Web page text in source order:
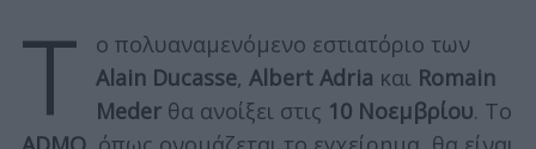
Τ
ο πολυαναμενόμενο εστιατόριο των
Alain Ducasse, Albert Adria και Romain
Mederθα ανοίξει στις 10 Νοεμβρίου. Το